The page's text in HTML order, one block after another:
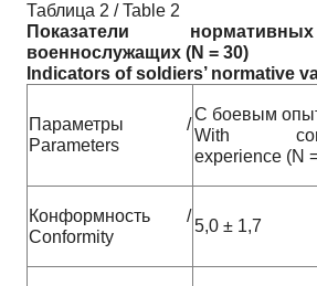
Таблица 2 / Table 2
Показатели
военнослужащих (N = 30)
Indicators of soldiers’ normative
Параметры /
Parameters
С боевым
With
experience (N
Конформность /
Conformity
5,0 ± 1,7